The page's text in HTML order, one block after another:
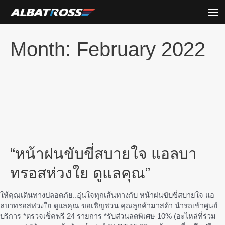
SkipMonth: February 2022
“หน้าฝนขับขี่สบายใจ แอลบา
ทรอสห่วงใย ดูแลคุณ”
ให้คุณเดินทางปลอดภัย..อุ่นใจทุกเส้นทางกับ หน้าฝนขับขี่สบายใจ แอ
ลบาทรอสห่วงใย ดูแลคุณ ขอเชิญชวน คุณลูกค้ามาสด้า นำรถเข้าศูนย์
บริการ *ตรวจเช็คฟรี 24 รายการ *รับส่วนลดพิเศษ 10% (อะไหล่ที่ร่วม